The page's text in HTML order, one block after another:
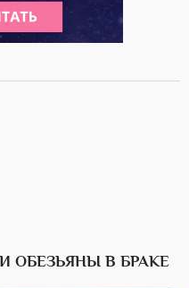
ОБЕЗЬЯНЫ В БРАКЕ